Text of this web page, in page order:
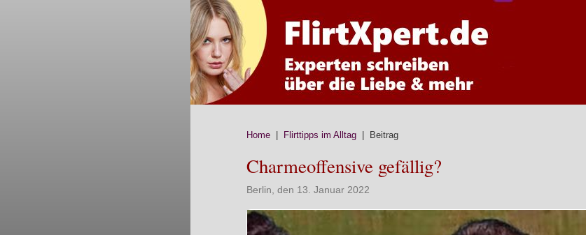
Home Flirttipps im Alltag | Beitrag
Charmeoffensive gefällig?
Berlin, den 13. Januar 2022